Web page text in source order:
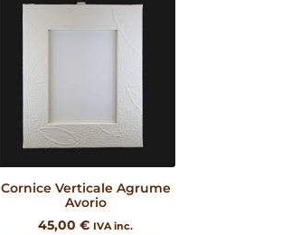
Cornice Verticale Agrume
Avorio
45,00€ IVA inc.